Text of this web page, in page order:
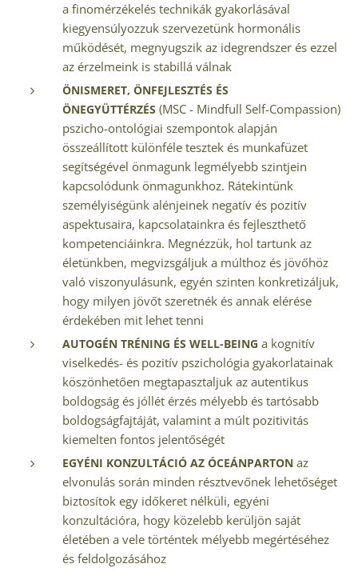
a finomérzékelés technikák gyakorlásával
kiegyensúlyozzuk szervezetünk hormonális
működését, megnyugszik az idegrendszer és ezzel
az érzelmeink is stabillá válnak
ÖNISMERET, ÖNFEJLESZTÉS ÉS
ÖNEGYÜTTÉRZÉS (MSC - Mindfull Self-Compassion)
pszicho-ontológiai szempontok alapján
összeállított különféle tesztek és munkafüzet
segítségével önmagunk legmélyebb szintjein
kapcsolódunk önmagunkhoz. Rátekintünk
személyiségünk alénjeinek negatív és pozitív
aspektusaira, kapcsolatainkra és fejleszthető
kompetenciáinkra. Megnézzük, hol tartunk az
életünkben, megvizsgáljuk a múlthoz és jövőhöz
való viszonyulásunk, egyén szinten konkretizáljuk,
hogy milyen jövőt szeretnék és annak elérése
érdekében mit lehet tenni
AUTOGÉN TRÉNING ÉS WELL-BEING a kognitív
viselkedés- és pozitív pszichológia gyakorlatainak
köszönhetően megtapasztaljuk az autentikus
boldogság és jóllét érzés mélyebb és tartósabb
boldogságfajtáját, valamint a múlt pozitivitás
kiemelten fontos jelentőségét
EGYÉNI KONZULTÁCIÓ AZ ÓCEÁNPARTON az
elvonulás során minden résztvevőnek lehetőséget
biztosítok egy időkeret nélküli, egyéni
konzultációra, hogy közelebb kerüljön saját
életében a vele történtek mélyebb megértéséhez
és feldolgozásához